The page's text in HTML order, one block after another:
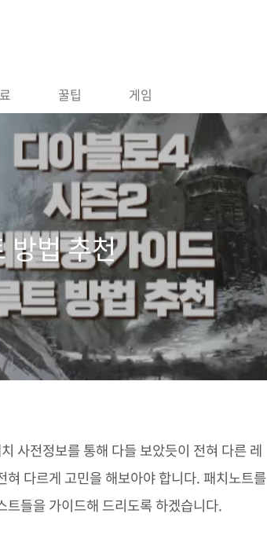
꿀팁 게임
방법 추천
사전정보를 통해 다들 보았듯이 전혀 다른 레
다르게 고민을 해보아야 합니다. 패치노트를
들을 가이드해 드리도록 하겠습니다.